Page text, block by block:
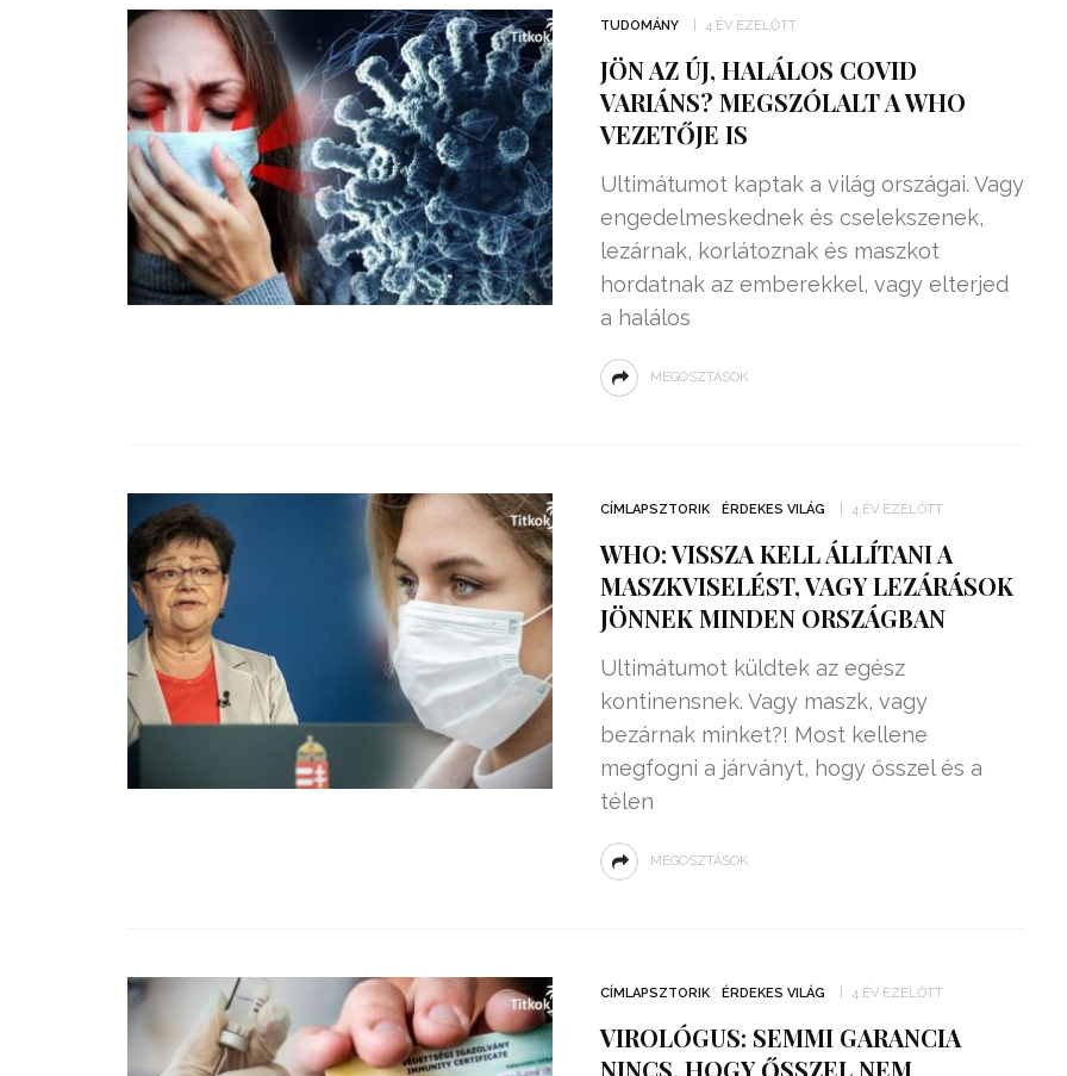
TUDOMÁNY 4 ÉV EZELŐTT
JÖN AZ ÚJ, HALÁLOS COVID
VARIÁNS? MEGSZÓLALT A WHO
VEZETŐJE IS
Ultimátumot kaptak a világ országai. Vagy
engedelmeskednek és cselekszenek,
lezárnak, korlátoznak és maszkot
hordatnak az emberekkel, vagy elterjed
a halálos
MEGOSZTÁSOK
CÍMLAPSZTORIK ÉRDEKES VILÁG 4 ÉV EZELŐTT
WHO: VISSZA KELL ÁLLÍTANI A
MASZKVISELÉST, VAGY LEZÁRÁSOK
JÖNNEK MINDEN ORSZÁGBAN
Ultimátumot küldtek az egész
kontinensnek. Vagy maszk, vagy
bezárnak minket?! Most kellene
megfogni a járványt, hogy ősszel és a
télen
MEGOSZTÁSOK
CÍMLAPSZTORIK ÉRDEKES VILÁG 4 ÉV EZELŐTT
VIROLÓGUS: SEMMI GARANCIA
NINCS, HOGY ŐSSZEL NEM
NULLÁZZA AZ ÁRAMSZÁMLÁT
EZ A MOTOR!
TERMELHETNÉNEK A